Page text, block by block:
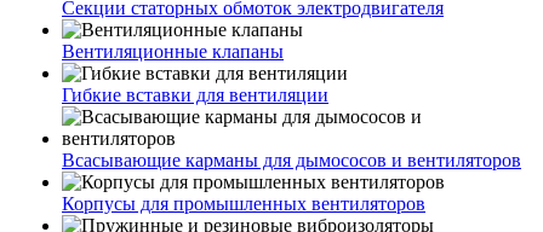
Секции статорных обмоток электродвигателя
Вентиляционные клапаны
Гибкие вставки для вентиляции
Всасывающие карманы для дымососов и вентиляторов
Корпусы для промышленных вентиляторов